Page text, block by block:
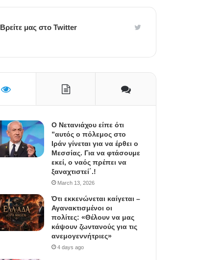
Βρείτε μας στο Twitter
Ο Νετανιάχου είπε ότι
”αυτός ο πόλεμος στο
Ιράν γίνεται για να έρθει ο
Μεσσίας. Για να φτάσουμε
εκεί, ο ναός πρέπει να
ξαναχτιστεί΄.!
March 13, 2026
Ότι εκκενώνεται καίγεται –
Αγανακτισμένοι οι
πολίτες: «Θέλουν να μας
κάψουν ζωντανούς για τις
ανεμογεννήτριες»
4 days ago